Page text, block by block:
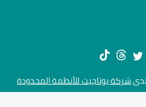
شركة يوتاجيت للأنظمة المحدودة